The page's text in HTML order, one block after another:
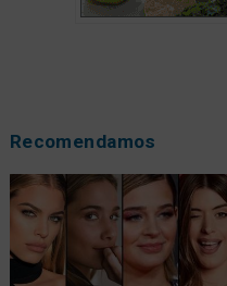
Recomendamos